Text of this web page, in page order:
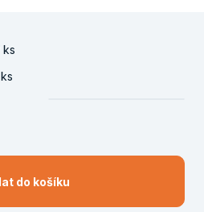
ks
do košíku